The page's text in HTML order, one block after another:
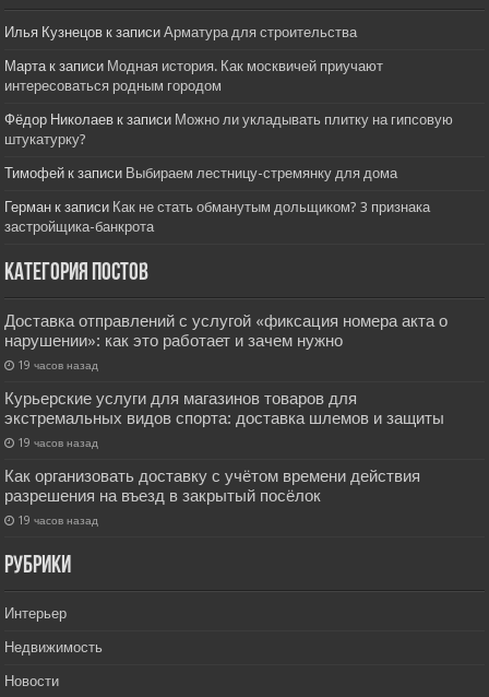
Илья Кузнецов к записиАрматура для строительства
Мартак записи Модная история. Как москвичей приучают
интересоваться родным городом
Фёдор Николаев к записи Можно ли укладывать плитку на гипсовую
штукатурку?
Тимофей к записи Выбираем лестницу-стремянку для дома
Герман к записи Как не стать обманутым дольщиком? 3 признака
застройщика-банкрота
Категория постов
Доставка отправлений с услугой «фиксация номера акта о
нарушении»: как это работает и зачем нужно
19 часов назад
Курьерские услуги для магазинов товаров для
экстремальных видов спорта: доставка шлемов и защиты
19 часов назад
Как организовать доставку с учётом времени действия
разрешения на въезд в закрытый посёлок
19 часов назад
РУбрики
Интерьер
Недвижимость
Новости